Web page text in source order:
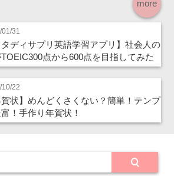
more
01/31
タディサプリ英語学習アプリ】社会人の
点から600点を目指してみた
10/22
賀状】めんどくさくない？簡単！テンプ
！手作り年賀状！